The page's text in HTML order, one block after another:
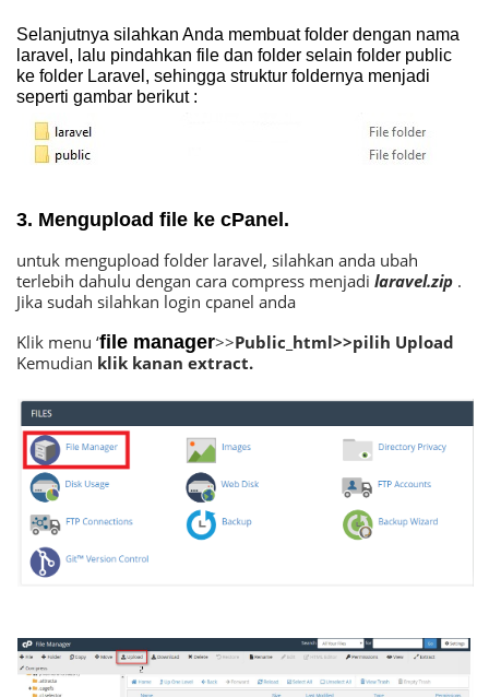
Selanjutnya silahkan Anda membuat folder dengan nama
laravel, lalu pindahkan file dan folder selain folder public
ke folder Laravel, sehingga struktur foldernya menjadi
seperti gambar berikut :
3. Mengupload file ke cPanel.
untuk mengupload folder laravel, silahkan anda ubah
terlebih dahulu dengan cara compress menjadi laravel.zip .
Jika sudah silahkan login cpanel anda
Klik menu ‘file manager>>Public_html>>pilih Upload
Kemudian klik kanan extract.